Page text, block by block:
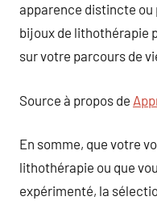
apparence distincte ou
bijoux de lithothérapie
sur votre parcours de
Source à propos de
En somme, que votre
lithothérapie ou que
expérimenté, la